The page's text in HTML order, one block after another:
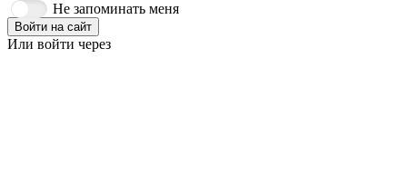
Не запоминать меня
Войти на сайт
Или войти через